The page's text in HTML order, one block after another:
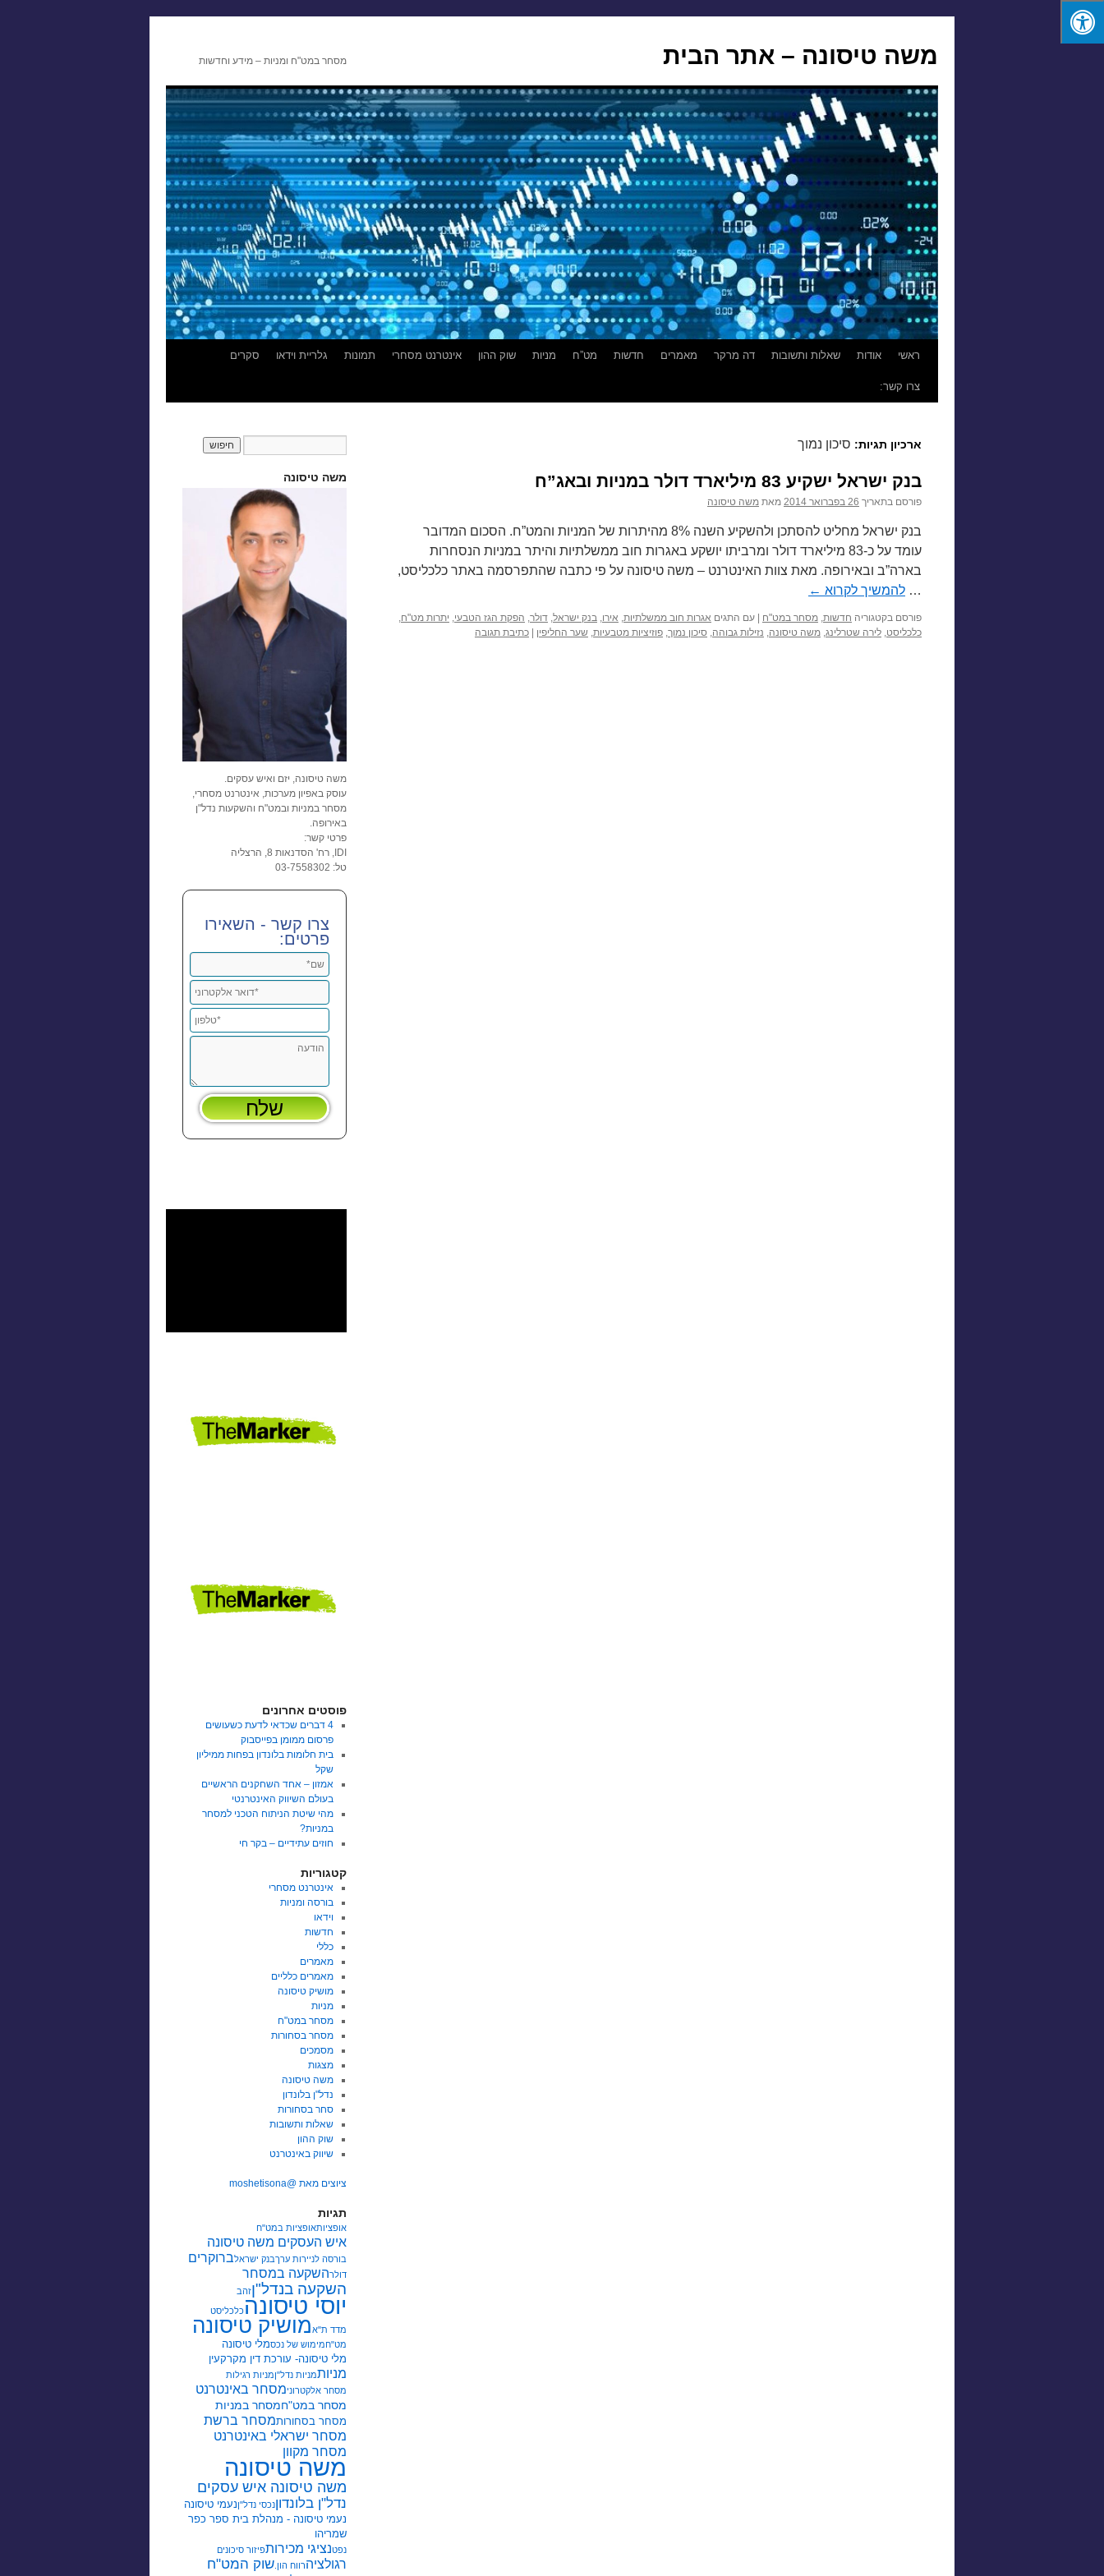
משה טיסונה – אתר הבית מסחר במט"ח ומניות – מידע וחדשות
לדלג
לתוכן
ראשי אודות שאלות ותשובות דה מרקר מאמרים חדשות מט”ח מניות שוק ההון אינטרנט מסחרי תמונות גלריית וידאו סקרים
צרו קשר:
ארכיון תגיות: סיכון נמוך
בנק ישראל ישקיע 83 מיליארד דולר במניות ובאג”ח
פורסם בתאריך 26 בפברואר 2014 מאת משה טיסונה
בנק ישראל מחליט להסתכן ולהשקיע השנה 8% מהיתרות של המניות והמט”ח. הסכום המדובר
עומד על כ-83 מיליארד דולר ומרביתו יושקע באגרות חוב ממשלתיות והיתר במניות הנסחרות
בארה”ב ובאירופה. מאת צוות האינטרנט – משה טיסונה על פי כתבה שהתפרסמה באתר כלכליסט,
… להמשיך לקרוא ←
פורסם בקטגוריה חדשות, מסחר במט"ח עם התגים אגרות חוב ממשלתיות, אירו, בנק ישראל, דולר, הפקת הגז הטבעי, יתרות מט"ח,
כלכליסט, לירה שטרלינג, משה טיסונה, נזילות גבוהה, סיכון נמוך, פוזיציות מטבעיות, שער החליפין כתיבת תגובה
משה טיסונה
משה טיסונה, יזם ואיש עסקים.
עוסק באפיון מערכות, אינטרנט מסחרי,
מסחר במניות ובמט"ח והשקעות נדל"ן
באירופה.
פרטי קשר:
IDI, רח' הסדנאות 8, הרצליה
טל: 03-7558302
צרו קשר - השאירו
פרטים:
פוסטים אחרונים
4 דברים שכדאי לדעת כשעושים
פרסום ממומן בפייסבוק
בית חלומות בלונדון בפחות ממיליון
שקל
אמזון – אחד השחקנים הראשיים
בעולם השיווק האינטרנטי
מהי שיטת הניתוח הטכני למסחר
במניות?
חוזים עתידיים – בקר חי
קטגוריות
אינטרנט מסחרי
בורסה ומניות
וידאו
חדשות
כללי
מאמרים
מאמרים כלליים
מושיק טיסונה
מניות
מסחר במט"ח
מסחר בסחורות
מסמכים
מצגות
משה טיסונה
נדל"ן בלונדון
סחר בסחורות
שאלות ותשובות
שוק ההון
שיווק באינטרנט
ציוצים מאת @moshetisona
תגיות
אופציותאופציות במט"ח
איש העסקים משה טיסונה
בורסה לניירות ערךבנק ישראלברוקרים
דולרהשקעה במסחר
השקעה בנדל"ןזהב
יוסי טיסונהכלכליסט
מדד ת"אמושיק טיסונה
מט"חמימוש של נכסמלי טיסונה
מלי טיסונה- עורכת דין מקרקעין
מניותמניות נדל"ןמניות רגילות
מסחר אלקטרונימסחר באינטרנט
מסחר במט"חמסחר במניות
מסחר בסחורותמסחר ברשת
מסחר ישראלי באינטרנט
מסחר מקוון
משה טיסונה
משה טיסונה איש עסקים
נדל"ן בלונדוןנכסי נדל"ןנעמי טיסונה
נעמי טיסונה - מנהלת בית ספר כפר
שמריהו
נפטנציגי מכירותפיזור סיכונים
רגולציהרווח הון. שוק המט"ח